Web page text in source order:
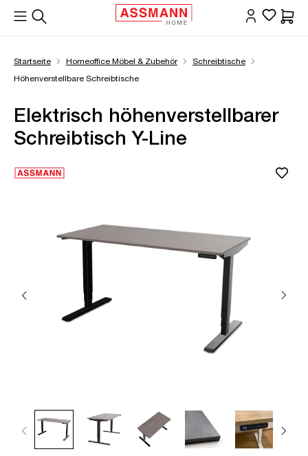
springen
Startseite Homeoffice Möbel & Zubehör
Schreibtische
Höhenverstellbare Schreibtische
Elektrisch höhenverstellbarer
Schreibtisch Y-Line